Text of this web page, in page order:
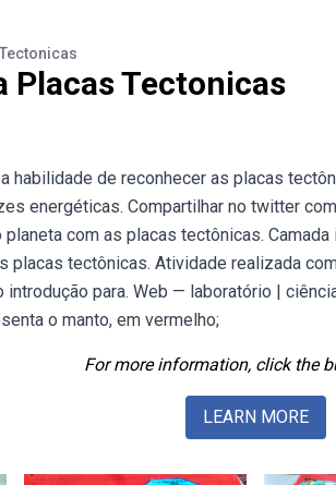
Placas Tectonicas
habilidade de reconhecer as placas
energéticas. Compartilhar no twitter
com as placas tectônicas.
placas tectônicas. Atividade realizada
para. Web — laboratório |
o manto, em vermelho;
For more information, click the
LEARN MORE